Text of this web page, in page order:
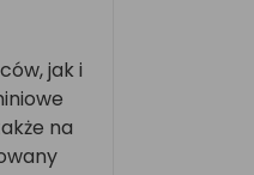
jak i
na